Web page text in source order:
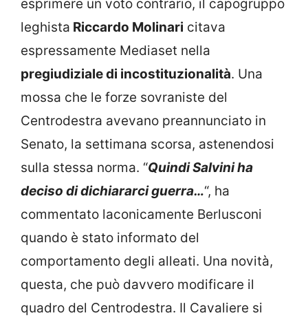
esprimere un voto contrario, il capogruppo
leghista Riccardo Molinari citava
espressamente Mediaset nella
pregiudiziale di incostituzionalità. Una
mossa che le forze sovraniste del
Centrodestra avevano preannunciato in
Senato, la settimana scorsa, astenendosi
sulla stessa norma. “Quindi Salvini ha
deciso di dichiararci guerra…“, ha
commentato laconicamente Berlusconi
quando è stato informato del
comportamento degli alleati. Una novità,
questa, che può davvero modificare il
quadro del Centrodestra. Il Cavaliere si